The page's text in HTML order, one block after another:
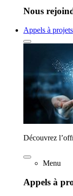
Nous
Appels à projets
Découvrez
Menu
Appels à